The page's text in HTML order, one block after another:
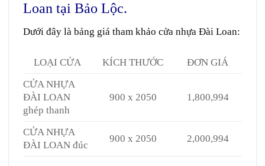
Loan tại Bảo Lộc.
Dưới đây là bảng giá tham khảo cửa nhựa Đài Loan:
LOẠI CỬA KÍCH THƯỚC
ĐƠN GIÁ
CỬA NHỰA
ĐÀI LOAN
ghép thanh
900 x 2050 1,800,994
CỬA NHỰA
ĐÀI LOAN đúc
900 x 2050 2,000,994